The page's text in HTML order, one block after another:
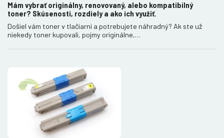
Mám vybrať originálny, renovovaný, alebo kompatibilný
toner? Skúsenosti, rozdiely a ako ich využiť.
Došiel vám toner v tlačiarni a potrebujete náhradný? Ak ste už
niekedy toner kupovali, pojmy originálne,…